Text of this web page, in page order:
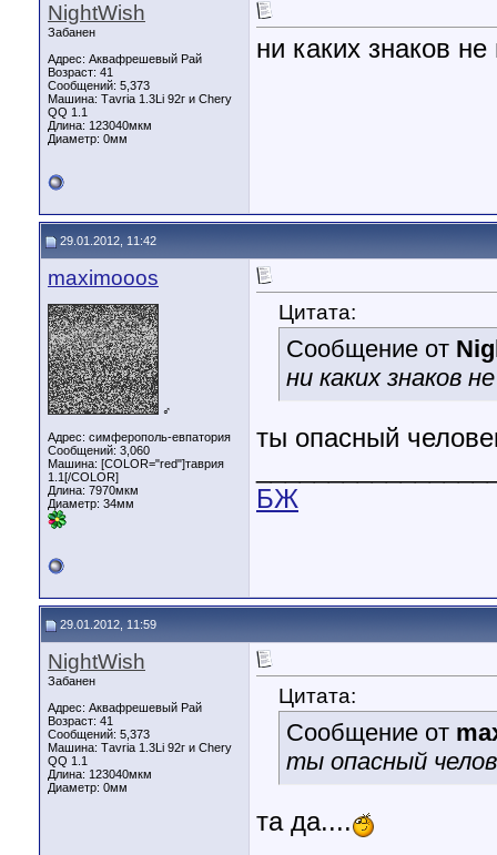
NightWish
Забанен
Адрес: Аквафрешевый Рай
Возраст: 41
Сообщений: 5,373
Машина: Таvria 1.3Li 92г и Chery
QQ 1.1
Длина: 123040мкм
Диаметр: 0мм
ни каких знаков не
29.01.2012, 11:42
maximooos
♂
Адрес: симферополь-евпатория
Сообщений: 3,060
Машина: [COLOR="red"]таврия
1.1[/COLOR]
Длина: 7970мкм
Диаметр: 34мм
Цитата:
Сообщение от
ни каких знаков
ты опасный
БЖ
29.01.2012, 11:59
NightWish
Забанен
Адрес: Аквафрешевый Рай
Возраст: 41
Сообщений: 5,373
Машина: Таvria 1.3Li 92г и Chery
QQ 1.1
Длина: 123040мкм
Диаметр: 0мм
Цитата:
Сообщение от
ты опасный
та да....